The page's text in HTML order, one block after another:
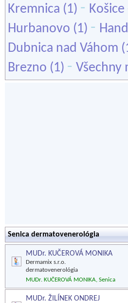
Kremnica (1) - Košice
Hurbanovo (1) -
Dubnica nad Váhom
Brezno (1) - Všechny
Senica dermatovenerológia
MUDr. KUČEROVÁ MONIKA
Dermamix s.r.o.
dermatovenerológia
MUDr. KUČEROVÁ MONIKA, Senica
MUDr. ŽILÍNEK ONDREJ